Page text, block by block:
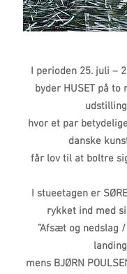
I perioden 25. juli –
byder HUSET på to
hvor et par
danske
får lov til at boltre
I stueetagen er
rykket ind med
”Afsæt og nedslag
mens BJØRN